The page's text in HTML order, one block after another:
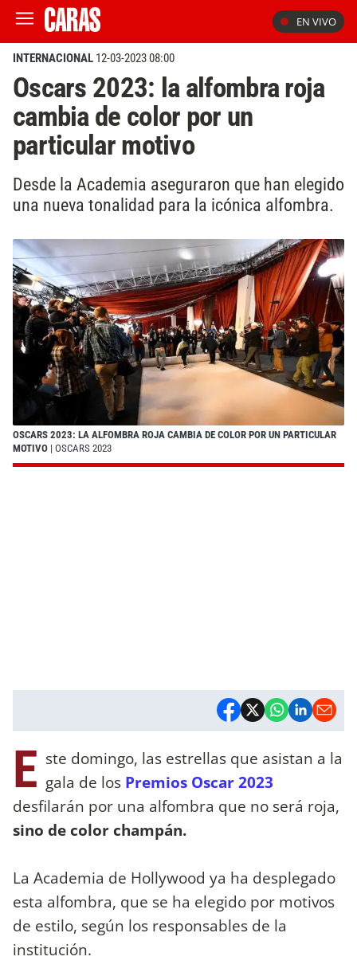
EN VIVO
INTERNACIONAL 12-03-2023 08:00
Oscars 2023: la alfombra roja
cambia de color por un
particular motivo
Desde la Academia aseguraron que han elegido
una nueva tonalidad para la icónica alfombra.
OSCARS 2023: LA ALFOMBRA ROJA CAMBIA DE COLOR POR UN PARTICULAR
MOTIVO | OSCARS 2023
E ste domingo, las estrellas que asistan a la
gala de los Premios Oscar 2023
desfilarán por una alfombra que no será roja,
sino de color champán.
La Academia de Hollywood ya ha desplegado
esta alfombra, que se ha elegido por motivos
de estilo, según los responsables de la
institución.